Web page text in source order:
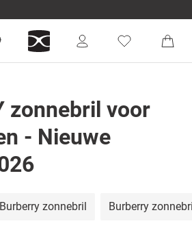
zonnebril voor
- Nieuwe
Burberry zonnebril Burberry